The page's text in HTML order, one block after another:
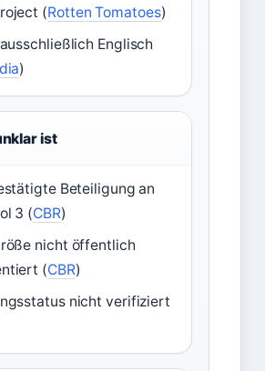
(Rotten Tomatoes)
Englisch
)
ist
Beteiligung an
3 (CBR)
nicht öffentlich
(CBR)
nicht verifiziert